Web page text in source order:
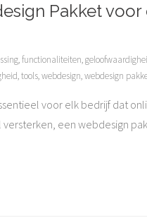
Pakket
,functionaliteiten,
,tools,webdesign,webdesign
voor elk bedrijf dat
een webdesign